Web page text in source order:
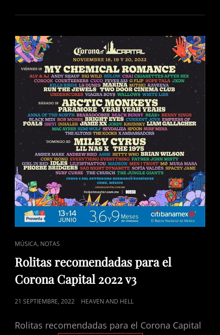
AL
SOL,
MANÁ
EN
LA
CDMX
CAT
LINKS
MÚSICA, NOTAS
Rolitas recomendadas para el
Corona Capital 2022 v3
POSTED
21 SEPTIEMBRE, 2022 HEAVEN AND HELL
Rolitas recomendadas para el Corona Capital